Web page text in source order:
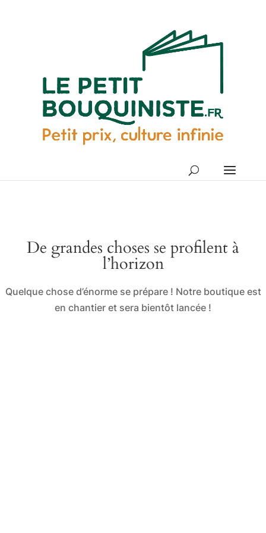
De grandes choses se profilent à
l’horizon
Quelque chose d’énorme se prépare ! Notre boutique est
en chantier et sera bientôt lancée !